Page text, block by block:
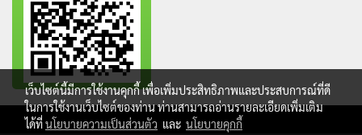
Copy right by makewebeasy.com
เว็บไซต์นี้มีการใช้งานคุกกี้ เพื่อเพิ่มประสิทธิภาพและประสบการณ์ที่ดี
ในการใช้งานเว็บไซต์ของท่าน ท่านสามารถอ่านรายละเอียดเพิ่มเติม
ได้ที่นโยบายความเป็นส่วนตัว และ นโยบายคุกกี้